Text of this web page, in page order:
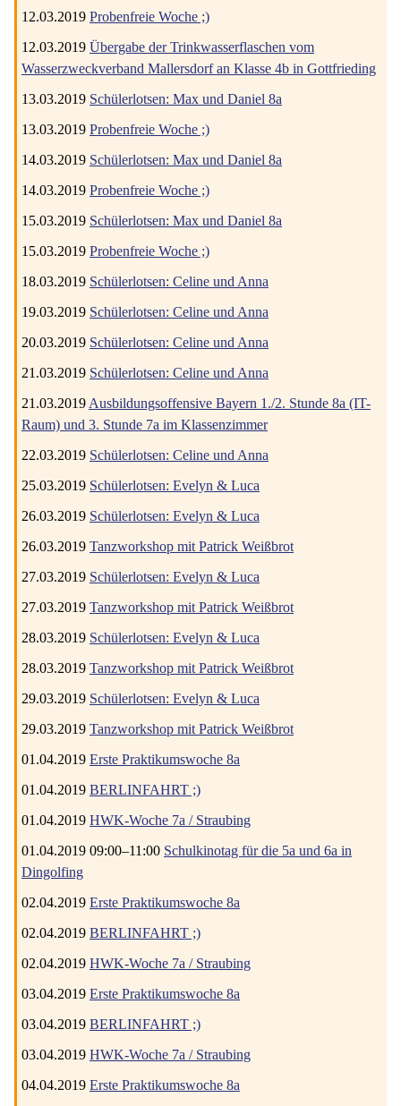
12.03.2019 Probenfreie Woche ;)
12.03.2019 Übergabe der Trinkwasserflaschen vom
Wasserzweckverband Mallersdorf an Klasse 4b in Gottfrieding
13.03.2019 Schülerlotsen: Max und Daniel 8a
13.03.2019 Probenfreie Woche ;)
14.03.2019 Schülerlotsen: Max und Daniel 8a
14.03.2019 Probenfreie Woche ;)
15.03.2019 Schülerlotsen: Max und Daniel 8a
15.03.2019 Probenfreie Woche ;)
18.03.2019 Schülerlotsen: Celine und Anna
19.03.2019 Schülerlotsen: Celine und Anna
20.03.2019 Schülerlotsen: Celine und Anna
21.03.2019 Schülerlotsen: Celine und Anna
21.03.2019 Ausbildungsoffensive Bayern 1./2. Stunde 8a (IT-
Raum) und 3. Stunde 7a im Klassenzimmer
22.03.2019 Schülerlotsen: Celine und Anna
25.03.2019 Schülerlotsen: Evelyn & Luca
26.03.2019 Schülerlotsen: Evelyn & Luca
26.03.2019 Tanzworkshop mit Patrick Weißbrot
27.03.2019 Schülerlotsen: Evelyn & Luca
27.03.2019 Tanzworkshop mit Patrick Weißbrot
28.03.2019 Schülerlotsen: Evelyn & Luca
28.03.2019 Tanzworkshop mit Patrick Weißbrot
29.03.2019 Schülerlotsen: Evelyn & Luca
29.03.2019 Tanzworkshop mit Patrick Weißbrot
01.04.2019 Erste Praktikumswoche 8a
01.04.2019 BERLINFAHRT ;)
01.04.2019 HWK-Woche 7a / Straubing
01.04.2019 09:00–11:00 Schulkinotag für die 5a und 6a in
Dingolfing
02.04.2019 Erste Praktikumswoche 8a
02.04.2019 BERLINFAHRT ;)
02.04.2019 HWK-Woche 7a / Straubing
03.04.2019 Erste Praktikumswoche 8a
03.04.2019 BERLINFAHRT ;)
03.04.2019 HWK-Woche 7a / Straubing
04.04.2019 Erste Praktikumswoche 8a